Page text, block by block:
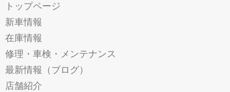
トップページ
新車情報
在庫情報
修理・車検・メンテナンス
最新情報（ブログ）
店舗紹介